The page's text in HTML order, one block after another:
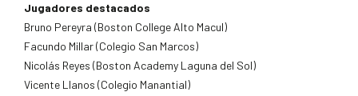
Jugadores destacados
Bruno Pereyra (Boston College Alto Macul)
Facundo Millar (Colegio San Marcos)
Nicolás Reyes (Boston Academy Laguna del Sol)
Vicente Llanos (Colegio Manantial)